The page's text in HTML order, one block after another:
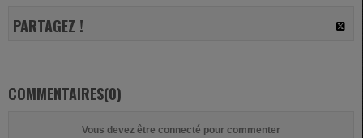
PARTAGEZ !
COMMENTAIRES(0)
Vous devez être connecté pour commenter